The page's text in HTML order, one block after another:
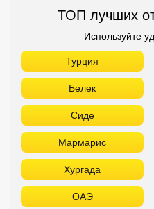
ТОП лучших
Используйте
Турция
Белек
Сиде
Мармарис
Хургада
ОАЭ